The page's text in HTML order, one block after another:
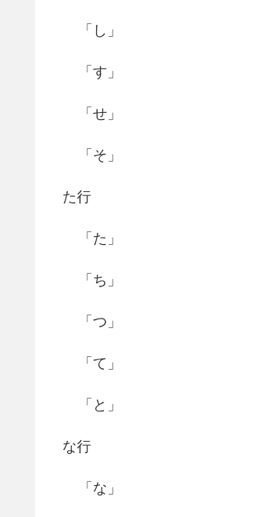
「し」
「す」
「せ」
「そ」
た行
「た」
「ち」
「つ」
「て」
「と」
な行
「な」